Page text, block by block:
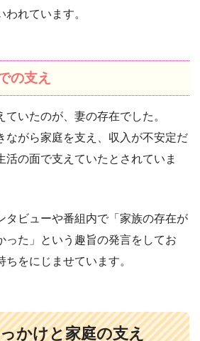
れています。
の支え
いたのが、妻の存在でした。
ながら家庭を支え、収入が不安定だ
活の面で支えていたとされていま
タビューや番組内で「家族の存在が
った」という趣旨の発言をしてお
ちをにじませています。
かけと家庭の支え